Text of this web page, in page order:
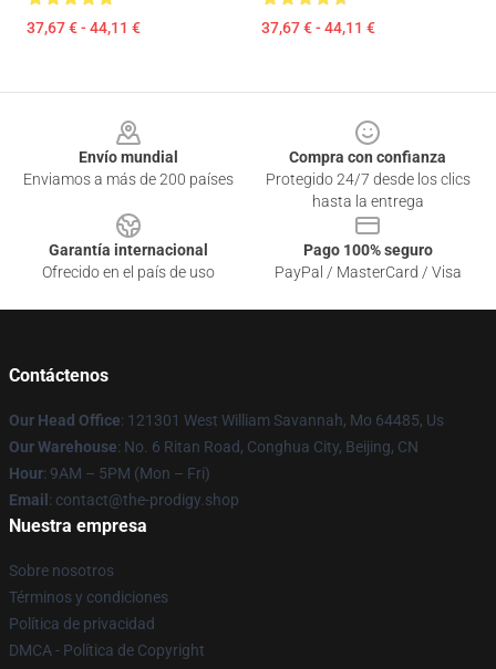
37,67 € - 44,11 € 37,67 € - 44,11 €
Envío mundial
Enviamos a más de 200 países
Compra con confianza
Protegido 24/7 desde los clics
hasta la entrega
Garantía internacional
Ofrecido en el país de uso
Pago 100% seguro
PayPal / MasterCard / Visa
Contáctenos
Our Head Office: 121301 West William Savannah, Mo 64485, Us
Our Warehouse: No. 6 Ritan Road, Conghua City, Beijing, CN
Hour: 9AM – 5PM (Mon – Fri)
Email : contact@the-prodigy.shop
Nuestra empresa
Sobre nosotros
Términos y condiciones
Política de privacidad
DMCA - Política de Copyright